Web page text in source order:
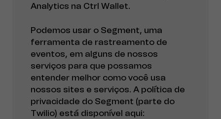
Analytics na Ctrl Wallet.
Podemos usar o Segment, uma
ferramenta de rastreamento de
eventos, em alguns de nossos
serviços para que possamos
entender melhor como você usa
nossos sites e serviços. A política de
privacidade do Segment (parte do
Twilio) está disponível aqui: